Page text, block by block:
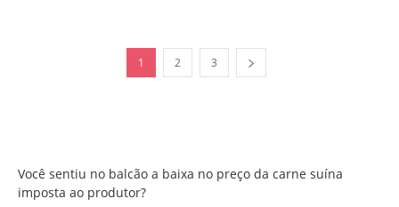
1 2 3
Você sentiu no balcão a baixa no preço da carne suína
imposta ao produtor?